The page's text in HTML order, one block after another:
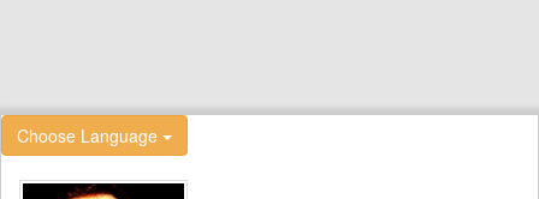
Choose Language